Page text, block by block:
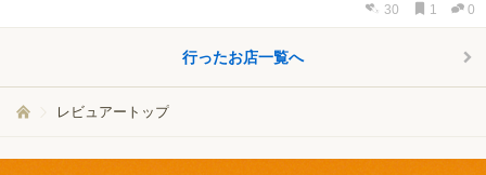
30 1 0
行ったお店一覧へ
レビュアートップ